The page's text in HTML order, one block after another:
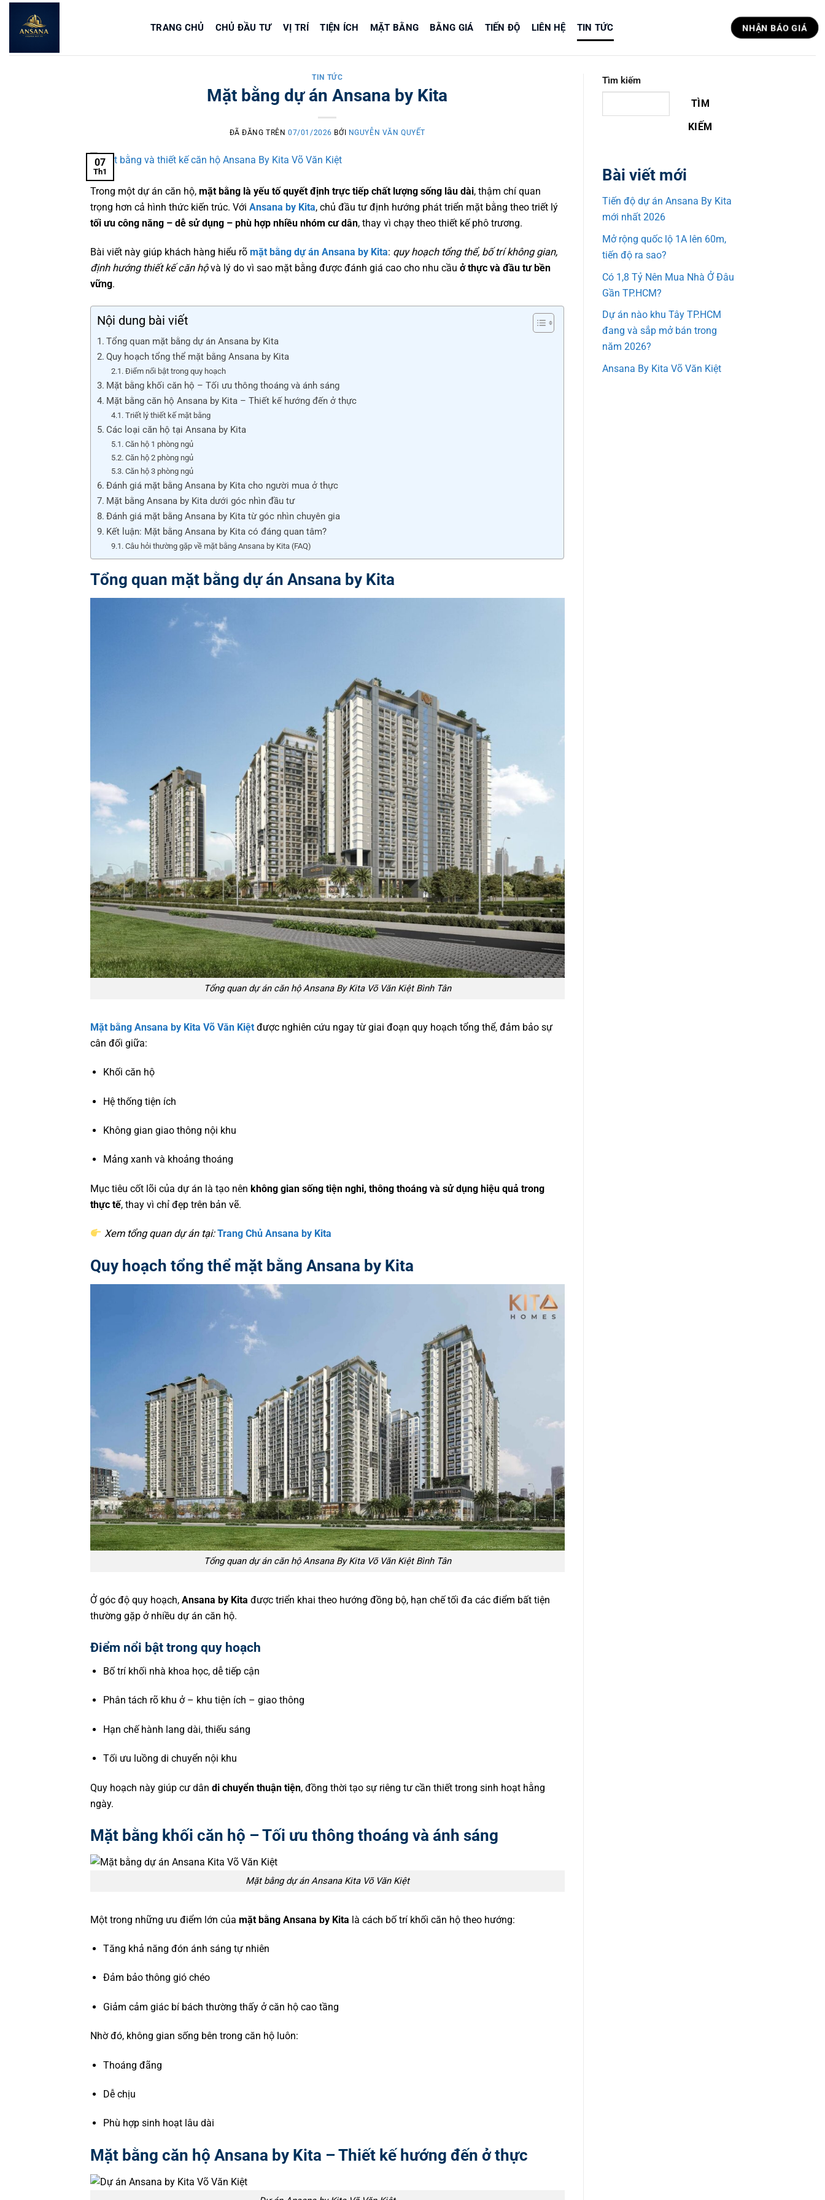
dung
TRANG CHỦ CHỦ ĐẦU TƯ VỊ TRÍ TIỆN ÍCH MẶT BẰNG BẰNG GIÁ TIẾN ĐỘ LIÊN HỆ TIN TỨC NHẬN BÁO GIÁ
TIN TỨC
Mặt bằng dự án Ansana by Kita
ĐÃ ĐĂNG TRÊN07/01/2026 BỞINGUYỄN VĂN QUYẾT
07
Th1
Trong một dự án căn hộ,mặt bằng là yếu tố quyết định trực tiếp chất lượng sống lâu dài, thậm chí quan
trọng hơn cả hình thức kiến trúc. VớiAnsana by Kita, chủ đầu tư định hướng phát triển mặt bằng theo triết lý
tối ưu công năng – dễ sử dụng – phù hợp nhiều nhóm cư dân, thay vì chạy theo thiết kế phô trương.
Bài viết này giúp khách hàng hiểu rõmặt bằng dự án Ansana by Kita:quy hoạch tổng thể, bố trí không gian,
định hướng thiết kế căn hộvà lý do vì sao mặt bằng được đánh giá cao cho nhu cầuở thực và đầu tư bền
vững.
Nội dung bài viết
Tổng quan mặt bằng dự án Ansana by Kita
Quy hoạch tổng thể mặt bằng Ansana by Kita
Điểm nổi bật trong quy hoạch
Mặt bằng khối căn hộ – Tối ưu thông thoáng và ánh sáng
Mặt bằng căn hộ Ansana by Kita – Thiết kế hướng đến ở thực
Triết lý thiết kế mặt bằng
Các loại căn hộ tại Ansana by Kita
Căn hộ 1 phòng ngủ
Căn hộ 2 phòng ngủ
Căn hộ 3 phòng ngủ
Đánh giá mặt bằng Ansana by Kita cho người mua ở thực
Mặt bằng Ansana by Kita dưới góc nhìn đầu tư
Đánh giá mặt bằng Ansana by Kita từ góc nhìn chuyên gia
Kết luận: Mặt bằng Ansana by Kita có đáng quan tâm?
Câu hỏi thường gặp về mặt bằng Ansana by Kita (FAQ)
Tổng quan mặt bằng dự án Ansana by Kita
Tổng quan dự án căn hộ Ansana By Kita Võ Văn Kiệt Bình Tân
Mặt bằng Ansana by Kita Võ Văn Kiệtđược nghiên cứu ngay từ giai đoạn quy hoạch tổng thể, đảm bảo sự
cân đối giữa:
Khối căn hộ
Hệ thống tiện ích
Không gian giao thông nội khu
Mảng xanh và khoảng thoáng
Mục tiêu cốt lõi của dự án là tạo nênkhông gian sống tiện nghi, thông thoáng và sử dụng hiệu quả trong
thực tế, thay vì chỉ đẹp trên bản vẽ.
Xem tổng quan dự án tại: Trang Chủ Ansana by Kita
Quy hoạch tổng thể mặt bằng Ansana by Kita
Tổng quan dự án căn hộ Ansana By Kita Võ Văn Kiệt Bình Tân
Ở góc độ quy hoạch,Ansana by Kitađược triển khai theo hướng đồng bộ, hạn chế tối đa các điểm bất tiện
thường gặp ở nhiều dự án căn hộ.
Điểm nổi bật trong quy hoạch
Bố trí khối nhà khoa học, dễ tiếp cận
Phân tách rõ khu ở – khu tiện ích – giao thông
Hạn chế hành lang dài, thiếu sáng
Tối ưu luồng di chuyển nội khu
Quy hoạch này giúp cư dândi chuyển thuận tiện, đồng thời tạo sự riêng tư cần thiết trong sinh hoạt hằng
ngày.
Mặt bằng khối căn hộ – Tối ưu thông thoáng và ánh sáng
Mặt bằng dự án Ansana Kita Võ Văn Kiệt
Một trong những ưu điểm lớn củamặt bằng Ansana by Kitalà cách bố trí khối căn hộ theo hướng:
Tăng khả năng đón ánh sáng tự nhiên
Đảm bảo thông gió chéo
Giảm cảm giác bí bách thường thấy ở căn hộ cao tầng
Nhờ đó, không gian sống bên trong căn hộ luôn:
Thoáng đãng
Dễ chịu
Phù hợp sinh hoạt lâu dài
Mặt bằng căn hộ Ansana by Kita – Thiết kế hướng đến ở thực
Tìm kiếm
TÌM
KIẾM
Bài viết mới
Tiến độ dự án Ansana By Kita
mới nhất 2026
Mở rộng quốc lộ 1A lên 60m,
tiến độ ra sao?
Có 1,8 Tỷ Nên Mua Nhà Ở Đâu
Gần TP.HCM?
Dự án nào khu Tây TP.HCM
đang và sắp mở bán trong
năm 2026?
Ansana By Kita Võ Văn Kiệt
ĐĂNG KÝ NHẬN THÔNG TIN
Số Điện Thoại *
Tin nhắn của bạn (không bắt buộc)